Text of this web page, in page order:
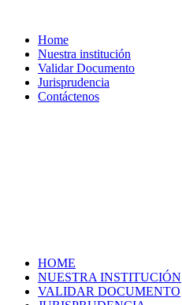
Home
Nuestra institución
Validar Documento
Jurisprudencia
Contáctenos
HOME
NUESTRA INSTITUCIÓN
VALIDAR DOCUMENTO